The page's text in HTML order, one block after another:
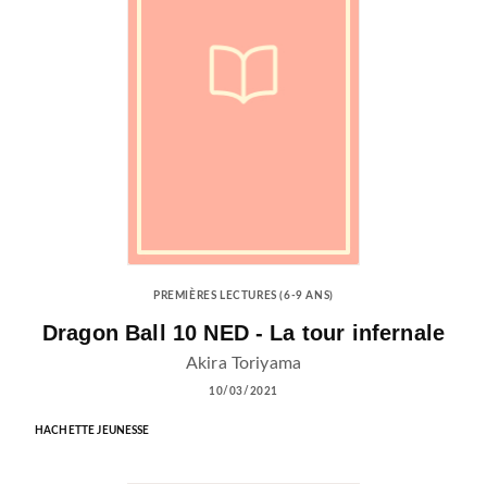
PREMIÈRES LECTURES (6-9 ANS)
Dragon Ball 10 NED - La tour infernale
Akira Toriyama
10/03/2021
HACHETTE JEUNESSE